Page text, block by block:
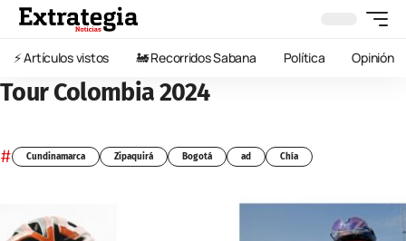
⚡️ Artículos vistos 🚂 Recorridos Sabana Política Opinión
Tour Colombia 2024
# Cundinamarca Zipaquirá Bogotá ad Chía